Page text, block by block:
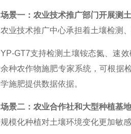
场景一：农业技术推广部门开展测
农业技术推广中心承担着土壤检测
YP-GT7支持检测土壤铵态氮、速
余种农作物施肥专家系统，可根据
学施肥提供数据依据。
场景二：农业合作社和大型种植基
规模化种植对土壤环境变化更加敏